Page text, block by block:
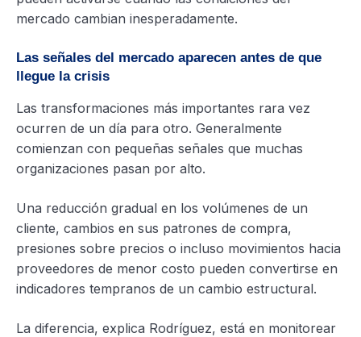
mercado cambian inesperadamente.
Las señales del mercado aparecen antes de que
llegue la crisis
Las transformaciones más importantes rara vez
ocurren de un día para otro. Generalmente
comienzan con pequeñas señales que muchas
organizaciones pasan por alto.
Una reducción gradual en los volúmenes de un
cliente, cambios en sus patrones de compra,
presiones sobre precios o incluso movimientos hacia
proveedores de menor costo pueden convertirse en
indicadores tempranos de un cambio estructural.
La diferencia, explica Rodríguez, está en monitorear